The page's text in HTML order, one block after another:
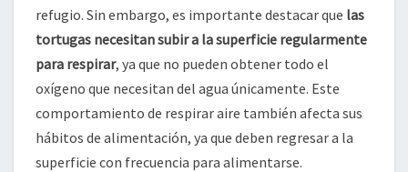
refugio. Sin embargo, es importante destacar que las
tortugas necesitan subir a la superficie regularmente
para respirar, ya que no pueden obtener todo el
oxígeno que necesitan del agua únicamente. Este
comportamiento de respirar aire también afecta sus
hábitos de alimentación, ya que deben regresar a la
superficie con frecuencia para alimentarse.